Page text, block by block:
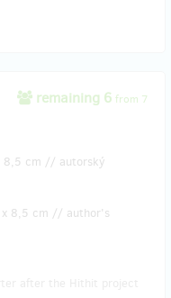
remaining 6 from 7
8,5 cm // autorský
8,5 cm // author's